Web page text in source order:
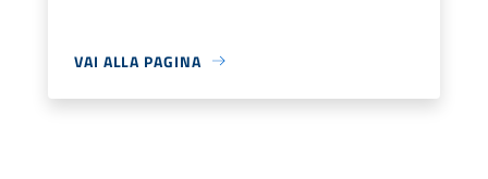
VAI ALLA PAGINA